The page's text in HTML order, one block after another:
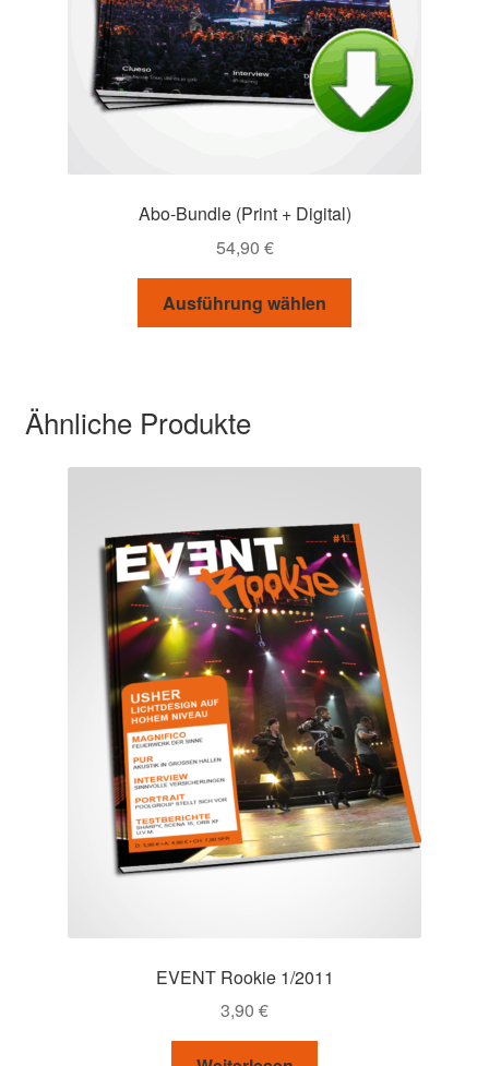
Abo-Bundle (Print + Digital)
54,90 €
Ausführung wählen
Ähnliche Produkte
EVENT Rookie 1/2011
3,90 €